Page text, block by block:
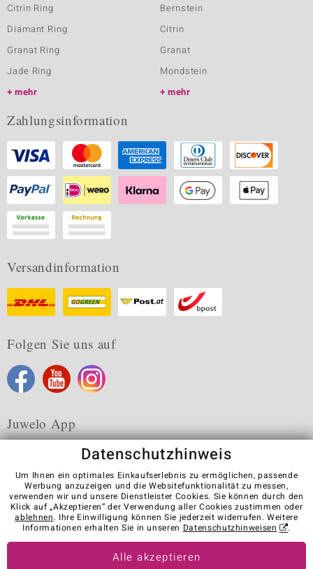
Citrin Ring
Diamant Ring
Granat Ring
Jade Ring
mehr
Bernstein
Citrin
Granat
Mondstein
mehr
Zahlungsinformation
Versandinformation
Folgen Sie uns auf
Juwelo App
Karriere AGB Datenschutz Cookies
Impressum
Kontakt
Vertrag widerrufen
Visit our stores in other countries:
Datenschutzhinweis
Um Ihnen ein optimales Einkaufserlebnis zu ermöglichen, passende
Werbung anzuzeigen und die Websitefunktionalität zu messen,
verwenden wir und unsere Dienstleister Cookies. Sie können durch den
Klick auf „Akzeptieren“ der Verwendung aller Cookies zustimmen oder
ablehnen. Ihre Einwilligung können Sie jederzeit widerrufen. Weitere
Informationen erhalten Sie in unseren Datenschutzhinweisen .
Alle akzeptieren